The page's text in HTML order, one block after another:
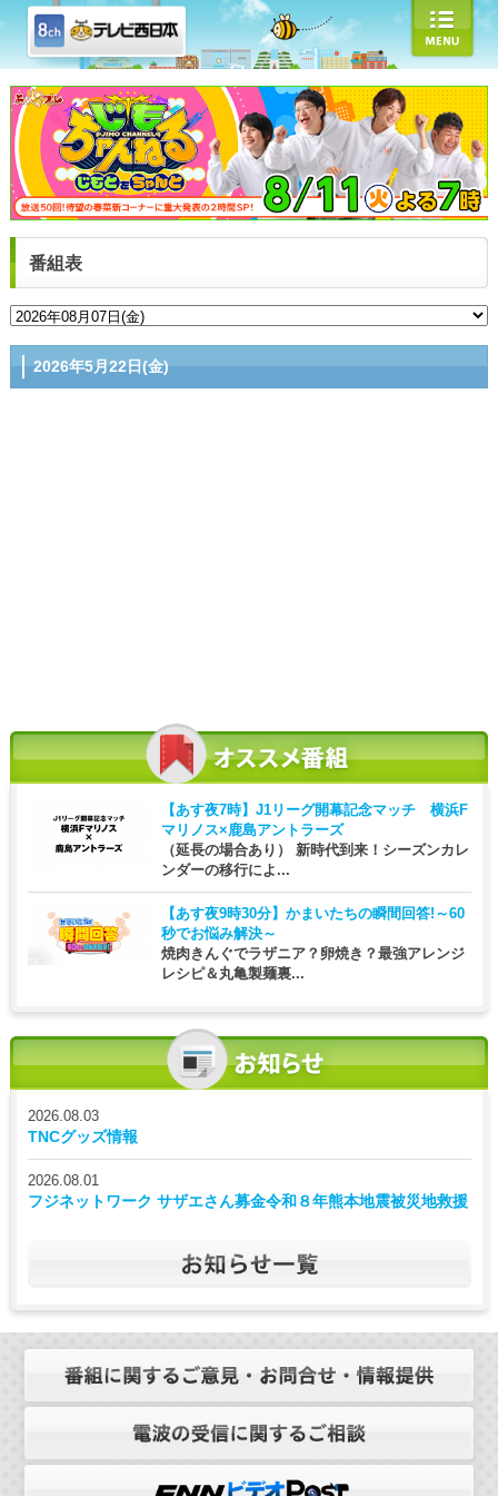
番組表
2026年5月22日(金)
【あす夜7時】 J1リーグ開幕記念マッチ 横浜F
マリノス×鹿島アントラーズ
（延長の場合あり） 新時代到来！シーズンカレ
ンダーの移行によ...
【あす夜9時30分】 かまいたちの瞬間回答!～60
秒でお悩み解決～
焼肉きんぐでラザニア？卵焼き？最強アレンジ
レシピ＆丸亀製麺裏...
2026.08.03
TNCグッズ情報
2026.08.01
フジネットワーク サザエさん募金令和８年熊本地震被災地救援